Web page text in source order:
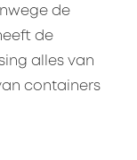
de
de
alles van
containers